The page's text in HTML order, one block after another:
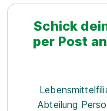
Schick
per Post
Abteilung